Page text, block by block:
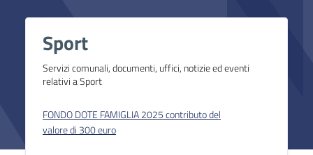
Sport
Servizi comunali, documenti, uffici, notizie ed eventi
relativi a Sport
FONDO DOTE FAMIGLIA 2025 contributo del
valore di 300 euro